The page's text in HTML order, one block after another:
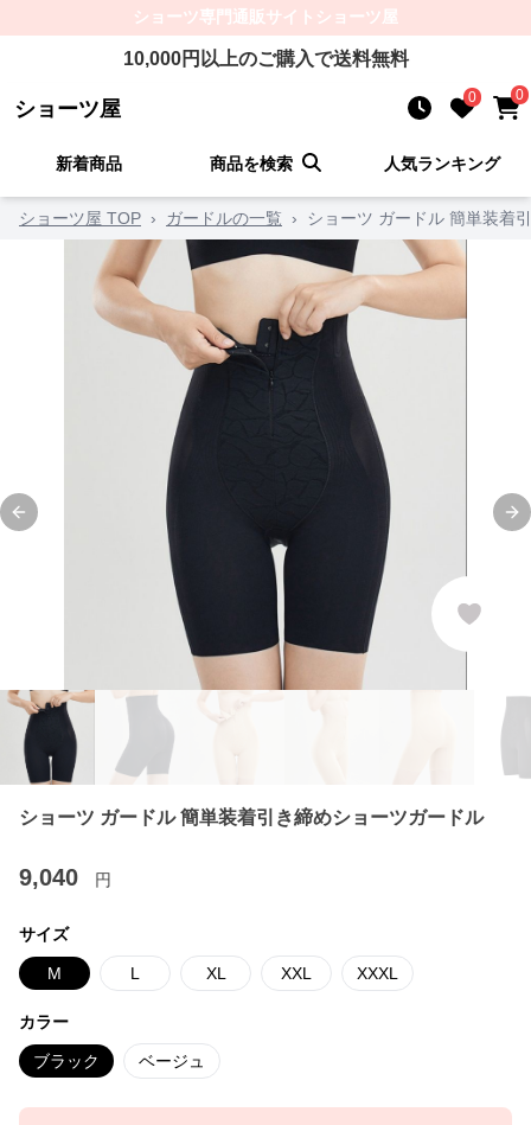
ショーツ専門通販サイト ショーツ屋
10,000円以上のご購入で送料無料
ショーツ屋 0 0
新着商品 商品を検索 人気ランキング
ショーツ屋 TOP › ガードルの一覧 › ショーツ ガードル 簡単装着
Previous slide
ショーツ ガードル 簡単装着引き締めショーツガードル
9,040 円
サイズ
M L XL XXL XXXL
カラー
ブラック ベージュ